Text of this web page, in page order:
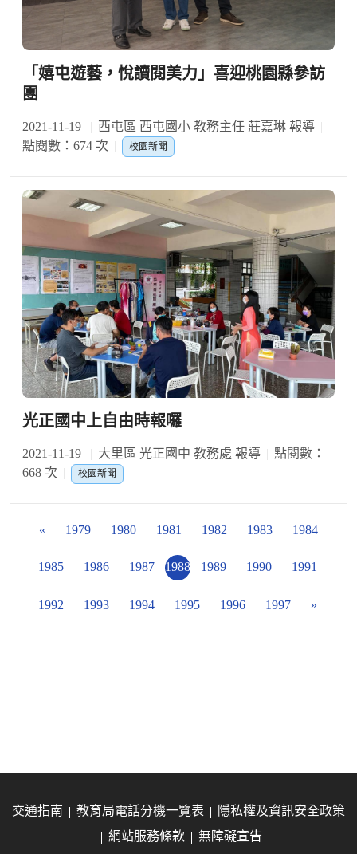
「嬉屯遊藝，悅讀閱美力」喜迎桃園縣參訪
團
2021-11-19
西屯區 西屯國小 教務主任 莊嘉琳 報導
點閱數：674 次
校園新聞
光正國中上自由時報囉
2021-11-19 大里區 光正國中 教務處 報導
點閱數：
668 次
校園新聞
« 1979 1980 1981 1982 1983 1984
1985 1986 1987 1988 1989 1990 1991
1992 1993 1994 1995 1996 1997 »
交通指南 教育局電話分機一覽表
隱私權及資訊安全政策
網站服務條款
無障礙宣告